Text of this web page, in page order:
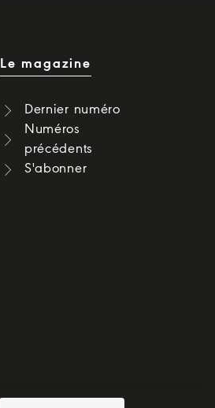
Le magazine
Dernier numéro
Numéros
précédents
S'abonner